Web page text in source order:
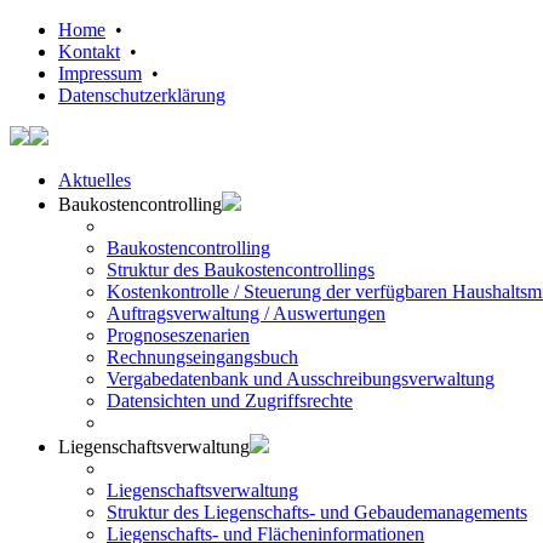
Home •
Kontakt •
Impressum •
Datenschutzerklärung
Aktuelles
Baukostencontrolling
Baukostencontrolling
Struktur des Baukostencontrollings
Kostenkontrolle / Steuerung der verfügbaren
Auftragsverwaltung / Auswertungen
Prognoseszenarien
Rechnungseingangsbuch
Vergabedatenbank und Ausschreibungsverwaltung
Datensichten und Zugriffsrechte
Liegenschaftsverwaltung
Liegenschaftsverwaltung
Struktur des Liegenschafts- und Gebaudemanagements
Liegenschafts- und Flächeninformationen